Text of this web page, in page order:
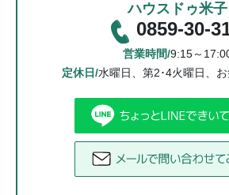
ハウスドゥ米子
0859-30-
営業時間/9:15～
定休日/水曜日、第2･4火曜日、